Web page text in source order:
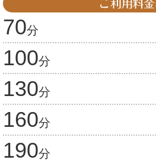
70分
100分
130分
160分
190分